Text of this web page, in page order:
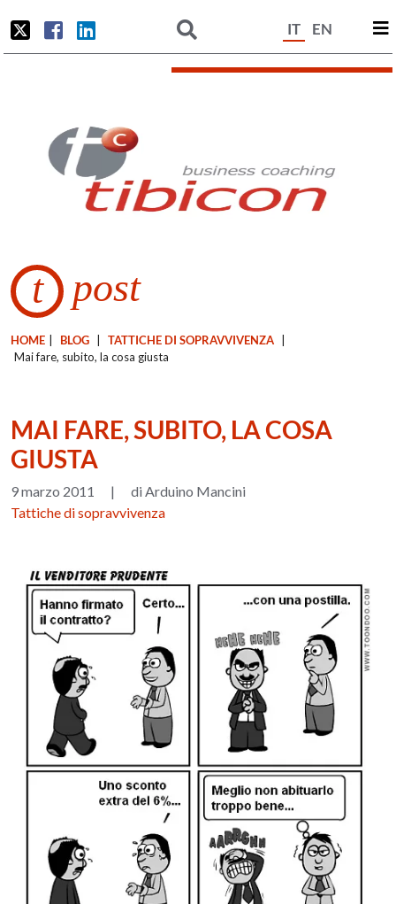
IT EN
t post
HOME BLOG TATTICHE DI SOPRAVVIVENZA
Mai fare, subito, la cosa giusta
MAI FARE, SUBITO, LA COSA
GIUSTA
9 marzo 2011 |
di Arduino Mancini
Tattiche di sopravvivenza